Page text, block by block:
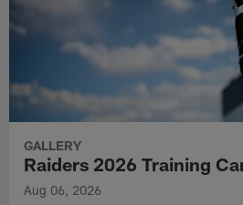
GALLERY
Raiders 2026 Training
Aug 06, 2026